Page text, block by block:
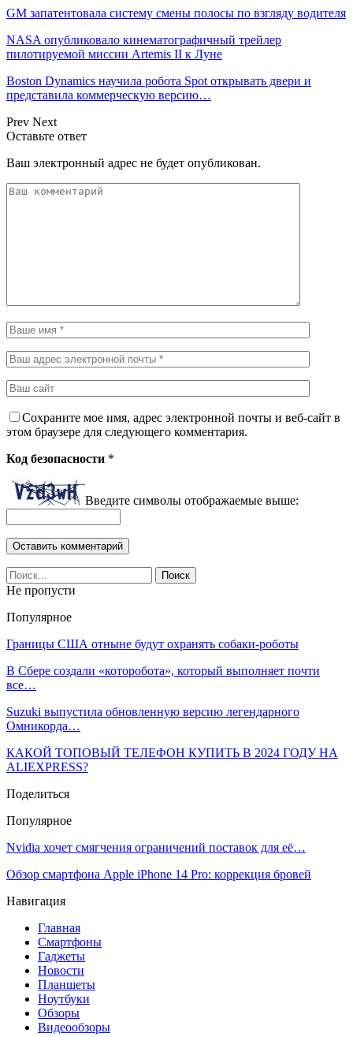
GM запатентовала систему смены полосы по взгляду водителя
NASA опубликовало кинематографичный трейлер
пилотируемой миссии Artemis II к Луне
Boston Dynamics научила робота Spot открывать двери и
представила коммерческую версию…
Prev Next
Оставьте ответ
Ваш электронный адрес не будет опубликован.
Сохраните мое имя, адрес электронной почты и веб-сайт в
этом браузере для следующего комментария.
Код безопасности *
Введите символы отображаемые выше:
Не пропусти
Популярное
Границы США отныне будут охранять собаки-роботы
В Сбере создали «которобота», который выполняет почти
все…
Suzuki выпустила обновленную версию легендарного
Омникорда…
КАКОЙ ТОПОВЫЙ ТЕЛЕФОН КУПИТЬ В 2024 ГОДУ НА
ALIEXPRESS?
Поделиться
Популярное
Nvidia хочет смягчения ограничений поставок для её…
Обзор смартфона Apple iPhone 14 Pro: коррекция бровей
Навигация
Главная
Смартфоны
Гаджеты
Новости
Планшеты
Ноутбуки
Обзоры
Видеообзоры